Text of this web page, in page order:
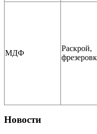
МДФ
Раскрой,
Новости